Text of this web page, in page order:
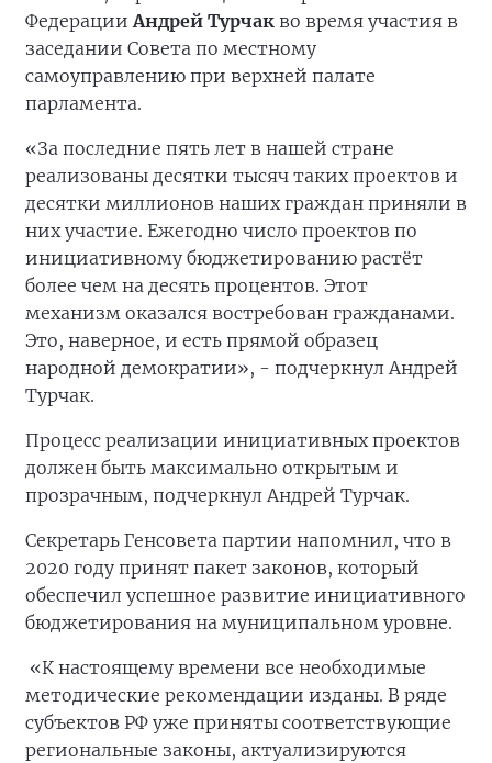
ФедерацииАндрей Турчак во время участия в
заседании Совета по местному
самоуправлению при верхней палате
парламента.
«За последние пять лет в нашей стране
реализованы десятки тысяч таких проектов и
десятки миллионов наших граждан приняли в
них участие. Ежегодно число проектов по
инициативному бюджетированию растёт
более чем на десять процентов. Этот
механизм оказался востребован гражданами.
Это, наверное, и есть прямой образец
народной демократии», - подчеркнул Андрей
Турчак.
Процесс реализации инициативных проектов
должен быть максимально открытым и
прозрачным, подчеркнул Андрей Турчак.
Секретарь Генсовета партии напомнил, что в
2020 году принят пакет законов, который
обеспечил успешное развитие инициативного
бюджетирования на муниципальном уровне.
«К настоящему времени все необходимые
методические рекомендации изданы. В ряде
субъектов РФ уже приняты соответствующие
региональные законы, актуализируются